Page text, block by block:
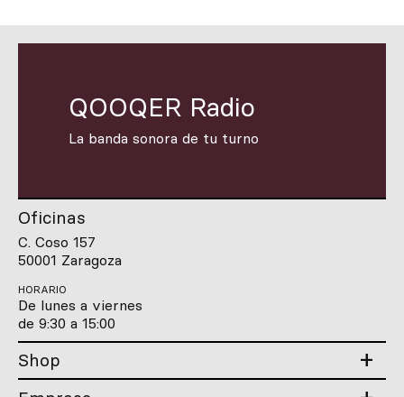
QOOQER Radio
La banda sonora de tu turno
Oficinas
C. Coso 157
50001 Zaragoza
HORARIO
De lunes a viernes
de 9:30 a 15:00
Shop